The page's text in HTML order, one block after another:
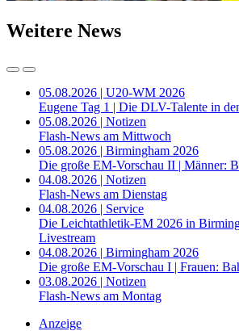
Weitere News
05.08.2026 | U20-WM 2026
Eugene Tag 1 | Die DLV-Talente in
05.08.2026 | Notizen
Flash-News am Mittwoch
05.08.2026 | Birmingham 2026
Die große EM-Vorschau II | Männer:
04.08.2026 | Notizen
Flash-News am Dienstag
04.08.2026 | Service
Die Leichtathletik-EM 2026 in
Livestream
04.08.2026 | Birmingham 2026
Die große EM-Vorschau I | Frauen:
03.08.2026 | Notizen
Flash-News am Montag
Anzeige